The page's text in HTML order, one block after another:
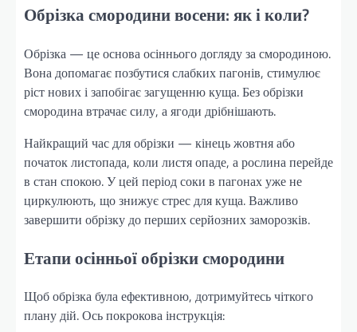
Обрізка смородини восени: як і коли?
Обрізка — це основа осіннього догляду за смородиною.
Вона допомагає позбутися слабких пагонів, стимулює
ріст нових і запобігає загущенню куща. Без обрізки
смородина втрачає силу, а ягоди дрібнішають.
Найкращий час для обрізки — кінець жовтня або
початок листопада, коли листя опаде, а рослина перейде
в стан спокою. У цей період соки в пагонах уже не
циркулюють, що знижує стрес для куща. Важливо
завершити обрізку до перших серйозних заморозків.
Етапи осінньої обрізки смородини
Щоб обрізка була ефективною, дотримуйтесь чіткого
плану дій. Ось покрокова інструкція: